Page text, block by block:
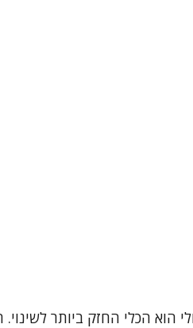
. אני מאמין כי הקשר הטיפולי הוא